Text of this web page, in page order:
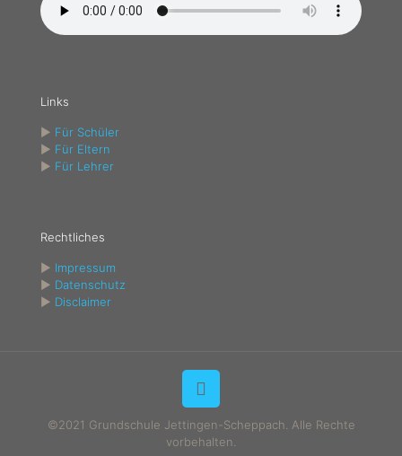
Links
► Für Schüler
► Für Eltern
► Für Lehrer
Rechtliches
► Impressum
► Datenschutz
► Disclaimer
©2021 Grundschule Jettingen-Scheppach. Alle Rechte
vorbehalten.